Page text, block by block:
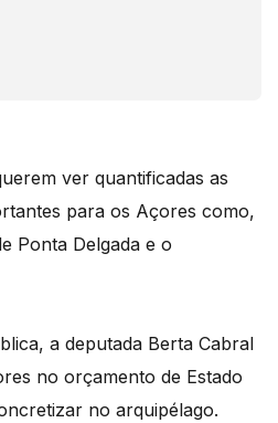
ver quantificadas as
para os Açores como,
Ponta Delgada e o
a deputada Berta Cabral
no orçamento de Estado
no arquipélago.